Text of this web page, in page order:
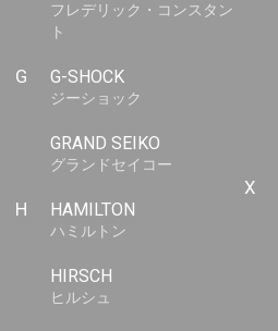
フレデリック・コンスタン
ト
G G-SHOCK
ジーショック
GRAND SEIKO
グランドセイコー
H HAMILTON
ハミルトン
HIRSCH
ヒルシュ
X